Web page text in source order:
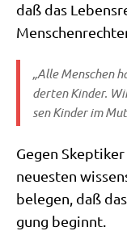
daß das
„Alle Men­schen
der­ten Kin­der.
sen Kin­der im
Gegen
neue­sten
bele­gen, daß
gung beginnt.